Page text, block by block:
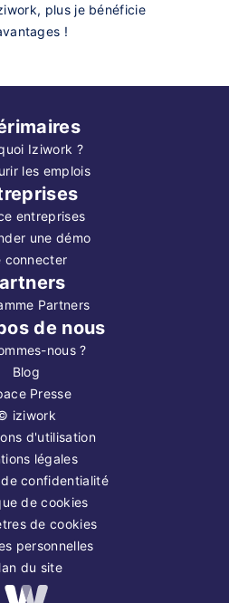
plus je bénéficie
!
Iziwork ?
les emplois
entreprises
une démo
connecter
Partners
de nous
nous ?
Blog
Presse
iziwork
d'utilisation
légales
confidentialité
de cookies
de cookies
personnelles
du site